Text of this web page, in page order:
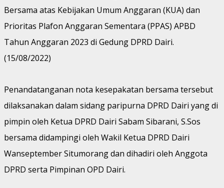
Bersama atas Kebijakan Umum Anggaran (KUA) dan
Prioritas Plafon Anggaran Sementara (PPAS) APBD
Tahun Anggaran 2023 di Gedung DPRD Dairi.
(15/08/2022)
Penandatanganan nota kesepakatan bersama tersebut
dilaksanakan dalam sidang paripurna DPRD Dairi yang di
pimpin oleh Ketua DPRD Dairi Sabam Sibarani, S.Sos
bersama didampingi oleh Wakil Ketua DPRD Dairi
Wanseptember Situmorang dan dihadiri oleh Anggota
DPRD serta Pimpinan OPD Dairi.